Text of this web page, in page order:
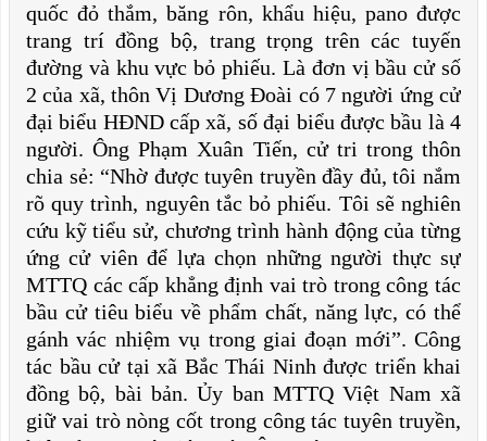
quốc đỏ thắm, băng rôn, khẩu hiệu, pano được
trang trí đồng bộ, trang trọng trên các tuyến
đường và khu vực bỏ phiếu. Là đơn vị bầu cử số
2 của xã, thôn Vị Dương Đoài có 7 người ứng cử
đại biểu HĐND cấp xã, số đại biểu được bầu là 4
người. Ông Phạm Xuân Tiến, cử tri trong thôn
chia sẻ: “Nhờ được tuyên truyền đầy đủ, tôi nắm
rõ quy trình, nguyên tắc bỏ phiếu. Tôi sẽ nghiên
cứu kỹ tiểu sử, chương trình hành động của từng
ứng cử viên để lựa chọn những người thực sự
MTTQ các cấp khẳng định vai trò trong công tác
bầu cử tiêu biểu về phẩm chất, năng lực, có thể
gánh vác nhiệm vụ trong giai đoạn mới”. Công
tác bầu cử tại xã Bắc Thái Ninh được triển khai
đồng bộ, bài bản. Ủy ban MTTQ Việt Nam xã
giữ vai trò nòng cốt trong công tác tuyên truyền,